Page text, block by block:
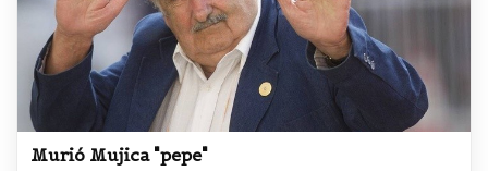
Murió Mujica "pepe"